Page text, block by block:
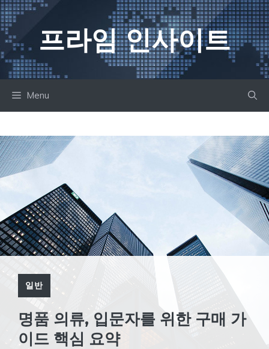
컨
텐
츠
로
건
프라임 인사이트
Menu
일반
명품 의류, 입문자를 위한 구매 가
이드 핵심 요약